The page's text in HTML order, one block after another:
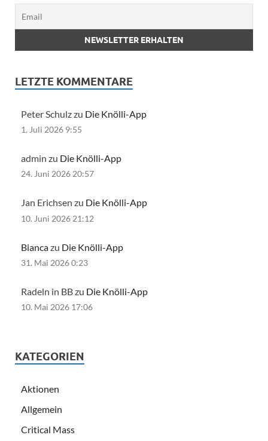
LETZTE KOMMENTARE
Peter Schulz zu Die Knölli-App
1. Juli 2026 9:55
admin zu Die Knölli-App
24. Juni 2026 20:57
Jan Erichsen zu Die Knölli-App
10. Juni 2026 21:12
Biancazu Die Knölli-App
31. Mai 2026 0:23
Radeln in BB zu Die Knölli-App
10. Mai 2026 17:06
KATEGORIEN
Aktionen
Allgemein
Critical Mass